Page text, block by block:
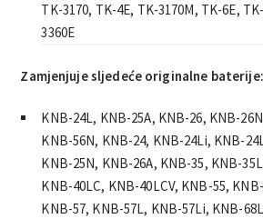
TK-3170, TK-4E, TK-3170M, TK-6E,
3360E
Zamjenjuje sljedeće originalne baterije:
KNB-24L, KNB-25A, KNB-26, KNB-
KNB-56N, KNB-24, KNB-24Li, KNB-
KNB-25N, KNB-26A, KNB-35, KNB-
KNB-40LC, KNB-40LCV, KNB-55,
KNB-57, KNB-57L, KNB-57Li, KNB-